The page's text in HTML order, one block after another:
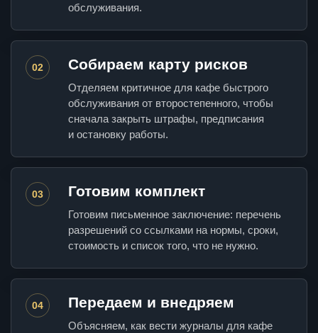
обслуживания.
02 Собираем карту рисков
Отделяем критичное для кафе быстрого
обслуживания от второстепенного, чтобы
сначала закрыть штрафы, предписания
и остановку работы.
03 Готовим комплект
Готовим письменное заключение: перечень
разрешений со ссылками на нормы, сроки,
стоимость и список того, что не нужно.
04 Передаем и внедряем
Объясняем, как вести журналы для кафе